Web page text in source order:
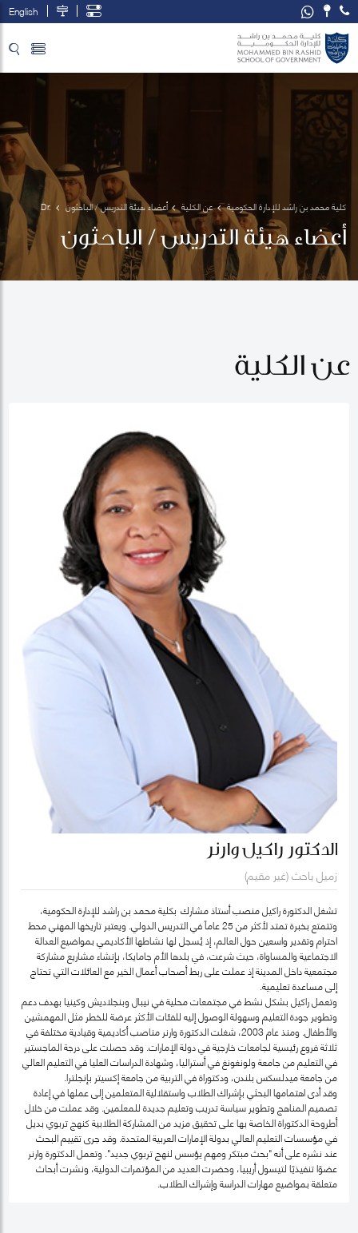
English
كلية محمد بن راشد للإدارة الحكومية عن الكلية أعضاء هيئة التدريس / الباحثون
Dr.
Racquel
Warner
أعضاء هيئة التدريس / الباحثون
عن الكلية
الدكتور راكيل وارنر
زميل باحث (غير مقيم)
تشغل الدكتورة راكيل منصب أستاذ مشارك بكلية محمد بن راشد للإدارة الحكومية،
وتتمتع بخبرة تمتد لأكثر من 25 عاماً في التدريس الدولي. ويعتبر تاريخها المهني محط
احترام وتقدير واسعين حول العالم، إذ يُسجل لها نشاطها الأكاديمي بمواضيع العدالة
الاجتماعية والمساواة، حيث شرعت، في بلدها الأم جامايكا، بإنشاء مشاريع مشاركة
مجتمعية داخل المدينة إذ عملت على ربط أصحاب أعمال الخير مع العائلات التي تحتاج
إلى مساعدة تعليمية.
وتعمل راكيل بشكل نشط في مجتمعات محلية في نيبال وبنجلاديش وكينيا بهدف دعم
وتطوير جودة التعليم وسهولة الوصول إليه للفئات الأكثر عرضة للخطر مثل المهمشين
والأطفال. ومنذ عام 2003، شغلت الدكتورة وارنر مناصب أكاديمية وقيادية مختلفة في
ثلاثة فروع رئيسية لجامعات خارجية في دولة الإمارات. وقد حصلت على درجة الماجستير
في التعليم من جامعة ولونغونغ في أستراليا، وشهادة الدراسات العليا في التعليم العالي
من جامعة ميدلسكس بلندن، ودكتوراة في التربية من جامعة إكسيتر بإنجلترا.
وقد أدى اهتمامها البحثي بإشراك الطلاب واستقلالية المتعلمين إلى عملها في إعادة
تصميم المناهج وتطوير سياسة تدريب وتعليم جديدة للمعلمين. وقد عملت من خلال
أطروحة الدكتوراة الخاصة بها على تحقيق مزيد من المشاركة الطلابية كنهج تربوي بديل
في مؤسسات التعليم العالي بدولة الإمارات العربية المتحدة. وقد جرى تقييم البحث
عند نشره على أنه "بحث مبتكر ومهم يؤسس لنهج تربوي جديد". وتعمل الدكتورة وارنر
عضوًا تنفيذيًا لتيسول أريبيا، وحضرت العديد من المؤتمرات الدولية، ونشرت أبحاث
متعلقة بمواضيع مهارات الدراسة وإشراك الطلاب.